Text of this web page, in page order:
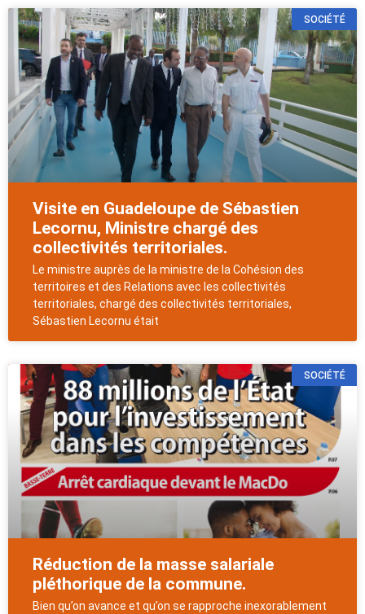
SOCIÉTÉ
Visite en Guadeloupe de Sébastien
Lecornu, Ministre chargé des
collectivités territoriales.
Le ministre auprès de la ministre de la Cohésion des
territoires et des Relations avec les collectivités
territoriales, chargé des collectivités territoriales,
Sébastien Lecornu était
SOCIÉTÉ
Réduction de la masse salariale
pléthorique de la commune.
Bien qu’on avance et qu’on se rapproche inexorablement